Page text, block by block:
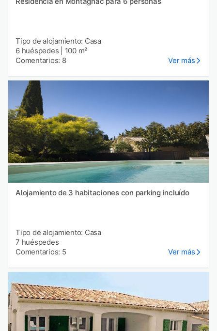
Tipo de alojamiento: Casa
6 huéspedes
100 m²
Comentarios: 8
Ver más
Alojamiento de 3 habitaciones con parking incluído
Tipo de alojamiento: Casa
7 huéspedes
Comentarios: 5
Ver más